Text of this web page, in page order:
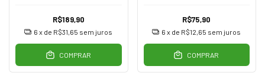
R$189,90
6 x de R$31,65 sem juros
COMPRAR
R$75,90
6 x de R$12,65 sem juros
COMPRAR